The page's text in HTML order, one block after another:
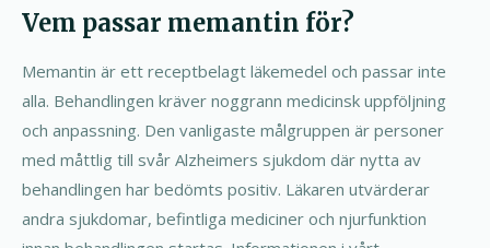
Vem passar memantin för?
Memantin är ett receptbelagt läkemedel och passar inte
alla. Behandlingen kräver noggrann medicinsk uppföljning
och anpassning. Den vanligaste målgruppen är personer
med måttlig till svår Alzheimers sjukdom där nytta av
behandlingen har bedömts positiv. Läkaren utvärderar
andra sjukdomar, befintliga mediciner och njurfunktion